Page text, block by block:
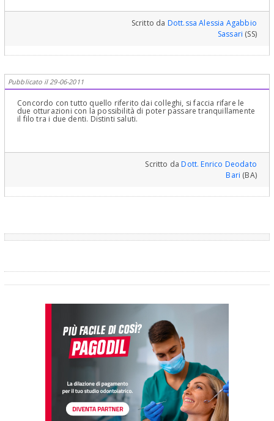
Scritto da Dott.ssa Alessia Agabbio
Sassari (SS)
Pubblicato il 29-06-2011
Concordo con tutto quello riferito dai colleghi, si faccia rifare le
due otturazioni con la possibilità di poter passare tranquillamente
il filo tra i due denti. Distinti saluti.
Scritto daDott. Enrico Deodato
Bari (BA)